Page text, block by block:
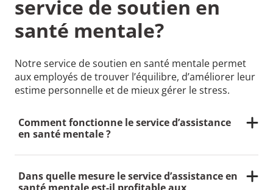
service de soutien en
santé mentale?
Notre service de soutien en santé mentale permet
aux employés de trouver l’équilibre, d’améliorer leur
estime personnelle et de mieux gérer le stress.
Comment fonctionne le service d’assistance
en santé mentale ?
représentant spécialisé en santé mentale de
n’importe où.
Dans quelle mesure le service d’assistance en